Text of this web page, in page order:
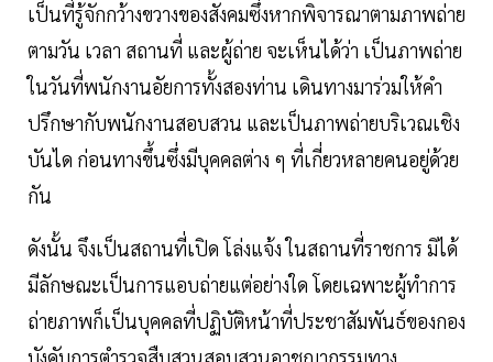
เป็นที่รู้จักกว้างขวางของสังคมซึ่งหากพิจารณาตามภาพถ่าย
ตามวัน เวลา สถานที่ และผู้ถ่าย จะเห็นได้ว่า เป็นภาพถ่าย
ในวันที่พนักงานอัยการทั้งสองท่าน เดินทางมาร่วมให้คํา
ปรึกษากับพนักงานสอบสวน และเป็นภาพถ่ายบริเวณเชิง
บันได ก่อนทางขึ้นซึ่งมีบุคคลต่าง ๆ ที่เกี่ยวหลายคนอยู่ด้วย
กัน
ดังนั้น จึงเป็นสถานที่เปิด โล่งแจ้ง ในสถานที่ราชการ มิได้
มีลักษณะเป็นการแอบถ่ายแต่อย่างใด โดยเฉพาะผู้ทําการ
ถ่ายภาพก็เป็นบุคคลที่ปฏิบัติหน้าที่ประชาสัมพันธ์ของกอง